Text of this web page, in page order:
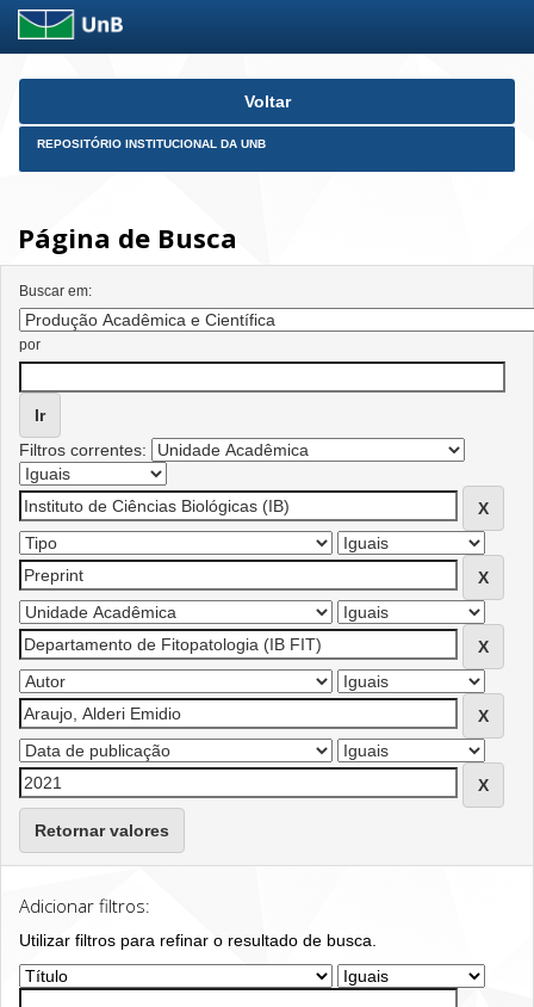
Skip
Voltar
REPOSITÓRIO INSTITUCIONAL DA UNB
Página de Busca
Buscar em:
por
Filtros correntes:
Retornar valores
Adicionar filtros:
Utilizar filtros para refinar o resultado de busca.